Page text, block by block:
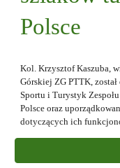
Polsce
Kol. Krzysztof Kaszuba,
Górskiej ZG PTTK,
Sportu i Turystyk
Polsce oraz
dotyczących ich